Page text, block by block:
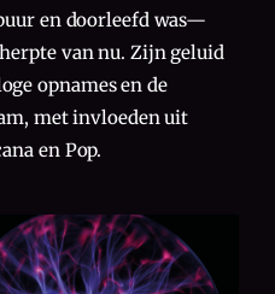
en doorleefd was—
van nu. Zijn geluid
opnames en de
met invloeden uit
en Pop.